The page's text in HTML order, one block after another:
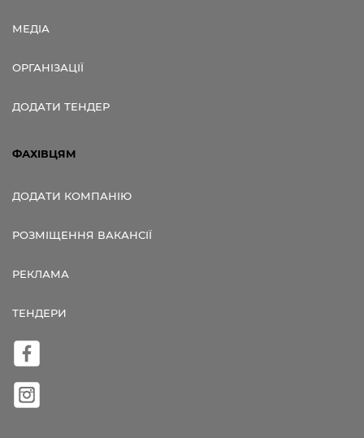
МЕДІА
ОРГАНІЗАЦІЇ
ДОДАТИ ТЕНДЕР
ФАХІВЦЯМ
ДОДАТИ КОМПАНІЮ
РОЗМІЩЕННЯ ВАКАНСІЇ
РЕКЛАМА
ТЕНДЕРИ